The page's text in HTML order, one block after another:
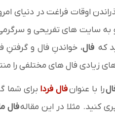
اوقات فراغت در دنیای
به سایت های تفریحی و
کهفال، خواندنِ فال و گرفتنِ
زیادی فال های مختلفی را
را با عنوانفال فردا برای شما
کنید. مثلا در این مقالهفال